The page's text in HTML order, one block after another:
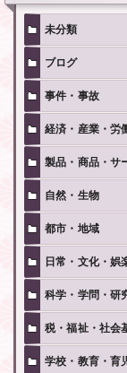
未分類
ブログ
事件・事故
経済・産業・労
製品・商品・サ
自然・生物
都市・地域
日常・文化・娯
科学・学問・研
税・福祉・社会
学校・教育・育